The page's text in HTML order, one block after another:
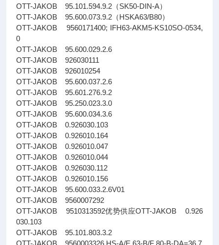
OTT-JAKOB 95.101.594.9.2（SK50-DIN-A）
OTT-JAKOB 95.600.073.9.2（HSKA63/B80）
OTT-JAKOB 9560171400; IFH63-AKM5-KS10SO-0534,
0
OTT-JAKOB 95.600.029.2.6
OTT-JAKOB 926030111
OTT-JAKOB 926010254
OTT-JAKOB 95.600.037.2.6
OTT-JAKOB 95.601.276.9.2
OTT-JAKOB 95.250.023.3.0
OTT-JAKOB 95.600.034.3.6
OTT-JAKOB 0.926030.103
OTT-JAKOB 0.926010.164
OTT-JAKOB 0.926010.047
OTT-JAKOB 0.926010.044
OTT-JAKOB 0.926030.112
OTT-JAKOB 0.926010.156
OTT-JAKOB 95.600.033.2.6V01
OTT-JAKOB 9560007292
OTT-JAKOB 9510313592优势供应OTT-JAKOB 0.926
030.103
OTT-JAKOB 95.101.803.3.2
OTT-JAKOB 9560003326 HS-A/E 63-B/F 80-B-DA=36,7